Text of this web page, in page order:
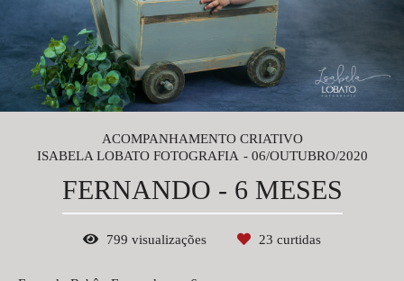
ACOMPANHAMENTO CRIATIVO
ISABELA LOBATO FOTOGRAFIA
06/OUTUBRO/2020
FERNANDO - 6 MESES
799 visualizações 23 curtidas